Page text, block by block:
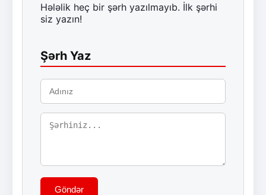
Hələlik heç bir şərh yazılmayıb. İlk şərhi
siz yazın!
Şərh Yaz
Göndər